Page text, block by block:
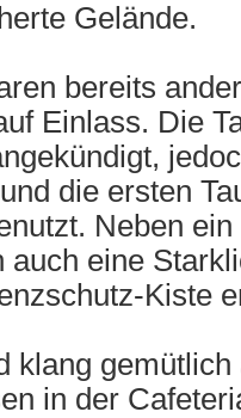
Gelände.
bereits
Einlass. Die
die ersten
Neben
auch eine
Kiste
klang
in der